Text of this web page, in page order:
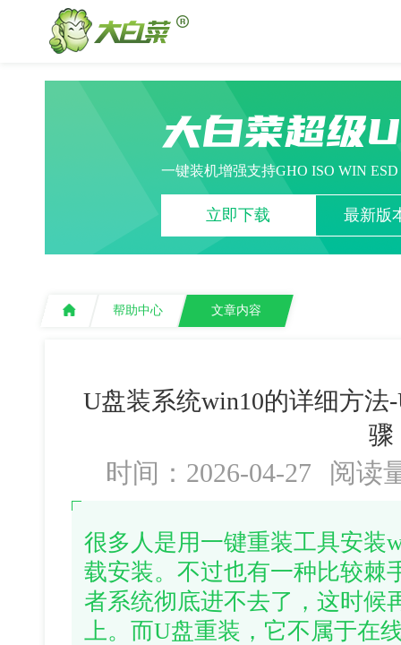
大白菜超级
一键装机增强支持GHO ISO WIN
立即下载 最新版
帮助中心 文章内容
U盘装系统win10的详细方
骤
时间：2026-04-27 阅读
很多人是用一键重装工具安装
载安装。不过也有一种比较棘
者系统彻底进不去了，这时候
上。而U盘重装，它不属于在